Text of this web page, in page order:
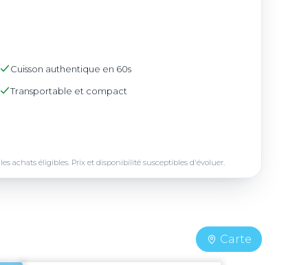
Cuisson authentique en 60s
Transportable et compact
achats éligibles. Prix et disponibilité susceptibles d'évoluer.
Carte